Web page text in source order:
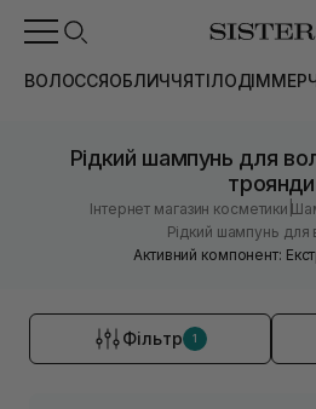
ВОЛОССЯОБЛИЧЧЯТІЛОДІМ
Рідкий шампунь для
троянди
Інтернет магазин косметики |
Рідкий шампунь для
Активний компонент:
Фільтр 1